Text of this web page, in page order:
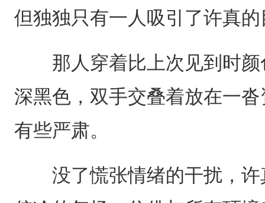
但独独只有一人吸引了许真
那人穿着比上次见到时颜
深黑色，双手交叠着放在一
有些严肃。
没了慌张情绪的干扰，许